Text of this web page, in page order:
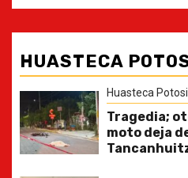
HUASTECA
Huasteca
Tragedia;
moto deja